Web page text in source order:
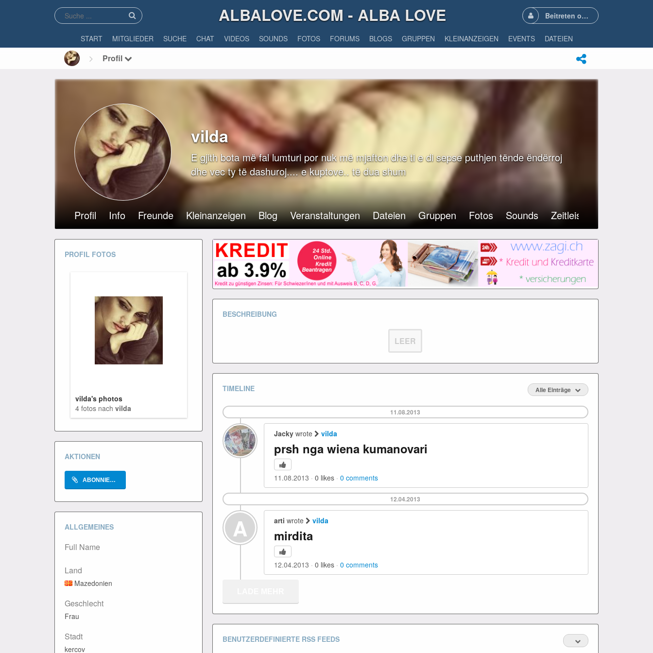
ALBALOVE.COM - ALBA LOVE Beitreten oder Anmelden
START MITGLIEDER SUCHE CHAT VIDEOS SOUNDS FOTOS FORUMS BLOGS GRUPPEN KLEINANZEIGEN EVENTS DATEIEN
Profil
vilda
E gjith bota më fal lumturi por nuk më mjafton dhe ti e di sepse puthjen tënde ëndërroj
dhe vec ty të dashuroj.... e kuptove.. të dua shum
Profil Info Freunde Kleinanzeigen Blog Veranstaltungen Dateien Gruppen Fotos Sounds Zeitleiste
PROFIL FOTOS
vilda's photos
4 fotos nach vilda
AKTIONEN
ABONNIEREN
ALLGEMEINES
Full Name
Land
Mazedonien
Geschlecht
Frau
Stadt
kercov
BESCHREIBUNG
LEER
TIMELINE Alle Einträge
11.08.2013
Jackywrote vilda
prsh nga wiena kumanovari
11.08.2013 0 likes 0 comments
12.04.2013
A arti wrote vilda
mirdita
12.04.2013 0 likes 0 comments
BENUTZERDEFINIERTE RSS FEEDS